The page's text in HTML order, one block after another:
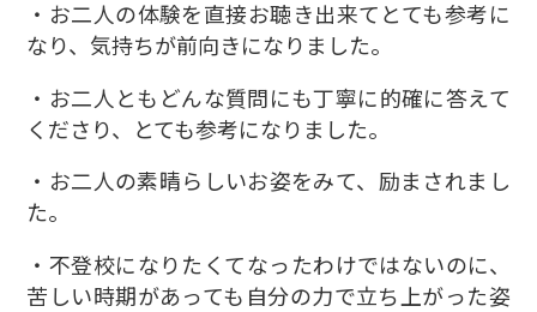
・お二人の体験を直接お聴き出来てとても参考に
なり、気持ちが前向きになりました。
・お二人ともどんな質問にも丁寧に的確に答えて
くださり、とても参考になりました。
・お二人の素晴らしいお姿をみて、励まされまし
た。
・不登校になりたくてなったわけではないのに、
苦しい時期があっても自分の力で立ち上がった姿